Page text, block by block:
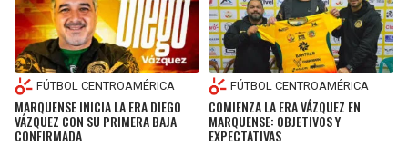
LIGA DE EXPANSIÓN MX
LEAGUES CUP
UEFA EUROPA LEAGUE
UEFA CONFERENCE LEAGUE
MLS
COPA LIBERTADORES
RAIDERS
CHARGERS
RAVENS
CAVALIERS
PISTONS
PACERS
FÚTBOL CENTROAMÉRICA
MARQUENSE INICIA LA ERA DIEGO
VÁZQUEZ CON SU PRIMERA BAJA
CONFIRMADA
FÚTBOL CENTROAMÉRICA
COMIENZA LA ERA VÁZQUEZ EN
MARQUENSE: OBJETIVOS Y
EXPECTATIVAS